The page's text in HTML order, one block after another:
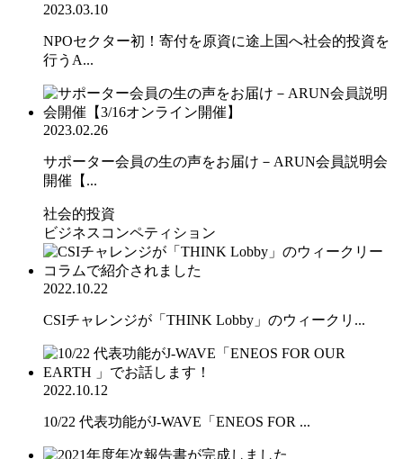
2023.03.10
NPOセクター初！寄付を原資に途上国へ社会的投資を
行うA...
2023.02.26
サポーター会員の生の声をお届け－ARUN会員説明会
開催【...
社会的投資
ビジネスコンペティション
2022.10.22
CSIチャレンジが「THINK Lobby」のウィークリ...
2022.10.12
10/22 代表功能がJ-WAVE「ENEOS FOR ...